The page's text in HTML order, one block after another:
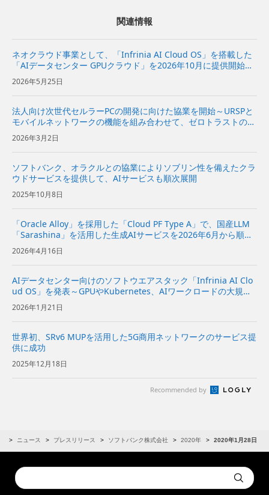
関連情報
ネオクラウド事業として、「Infrinia AI Cloud OS」を搭載した
「AIデータセンター GPUクラウド」を2026年10月に提供開始～
AIモデルの開発から推論、データ処理までの幅広いAIワークロー
ドを効率的かつ柔軟に実行可能～ ...
2026年5月25日
法人向け次世代セルラーPCの開発に向けた協業を開始～URSPと
モバイルネットワークの機能を組み合わせて、ゼロトラストの考
え方に基づくセキュリティーの実現を目指す～
2026年3月2日
ソフトバンク、オラクルとの協業によりソブリン性を備えたクラ
ウドサービスを提供して、AIサービスも順次展開
2025年10月8日
「Oracle Alloy」を採用した「Cloud PF Type A」で、国産LLM
「Sarashina」を活用した生成AIサービスを2026年6月から順次
提供〜企業や自治体におけるデータ主権を備えたAI活用のニーズ
に対応〜 | 企業・I...
2026年4月16日
AIデータセンター向けのソフトウエアスタック「Infrinia AI Clo
ud OS」を発表～GPUやKubernetes、AIワークロードの大規模
な管理が可能～
2026年1月21日
世界初、SRv6 MUPを活用した5G商用ネットワークのサービス提
供に成功
2025年12月18日
Recommended by
ニュース プレスリリース ソフトバンク株式会社 2020年 2020年1月28日
Conduct
a
Submit